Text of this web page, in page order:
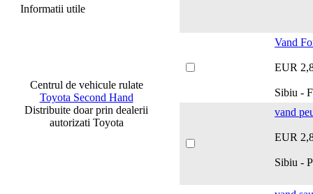
Informatii utile
Centrul de vehicule rulate
Toyota Second Hand
Distribuite doar prin dealerii
autorizati Toyota
Vand
EUR
Sibiu -
vand
EUR
Sibiu -